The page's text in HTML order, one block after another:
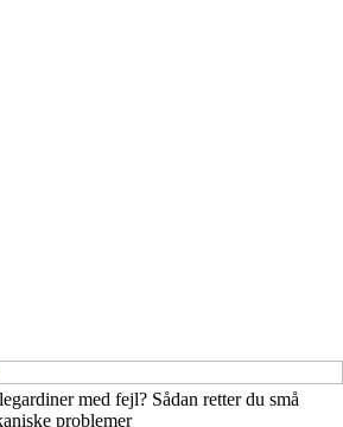
med fejl? Sådan retter du små
problemer